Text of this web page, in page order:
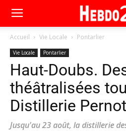
Accueil Vie Locale Pontarlier
Vie Locale Pontarlier
Haut-Doubs.
théâtralisées
Distillerie Pernot
Jusqu'au 23 août, la distillerie